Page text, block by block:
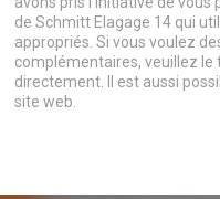
de Schmitt Elagage 14 qui
appropriés. Si vous voulez
complémentaires, veuillez le
directement. Il est aussi
site web.